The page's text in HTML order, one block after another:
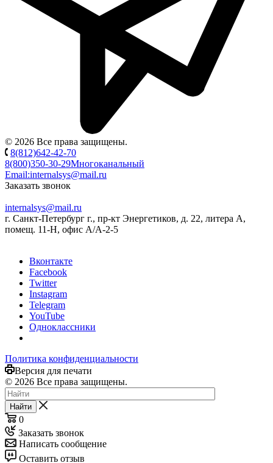
© 2026 Все права защищены.
8(812)642-42-70
8(800)350-30-29Многоканальный
Email:internalsys@mail.ru
Заказать звонок
internalsys@mail.ru
г. Санкт-Петербург г., пр-кт Энергетиков, д. 22, литера А,
помещ. 11-Н, офис А/А-2-5
Вконтакте
Facebook
Twitter
Instagram
Telegram
YouTube
Одноклассники
Политика конфиденциальности
Версия для печати
© 2026 Все права защищены.
Найти
0
Заказать звонок
Написать сообщение
Оставить отзыв